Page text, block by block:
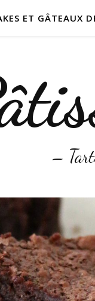
ET GÂTEAUX
–